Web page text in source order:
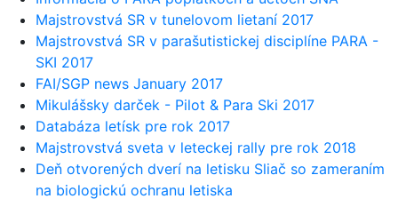
Majstrovstvá SR v tunelovom lietaní 2017
Majstrovstvá SR v parašutistickej disciplíne PARA -
SKI 2017
FAI/SGP news January 2017
Mikulášsky darček - Pilot & Para Ski 2017
Databáza letísk pre rok 2017
Majstrovstvá sveta v leteckej rally pre rok 2018
Deň otvorených dverí na letisku Sliač so zameraním
na biologickú ochranu letiska